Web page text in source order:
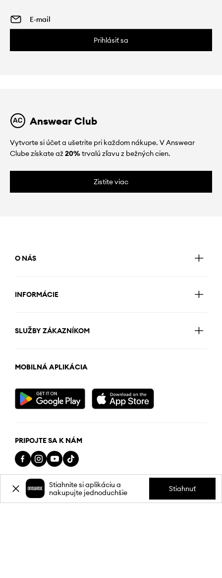
Prihlásiť sa
Answear Club
Vytvorte si účet a ušetrite pri každom nákupe. V Answear
Clube získate až20%trvalú zľavu z bežných cien.
Zistite viac
O NÁS
INFORMÁCIE
SLUŽBY ZÁKAZNÍKOM
MOBILNÁ APLIKÁCIA
PRIPOJTE SA K NÁM
Stiahnite si aplikáciu a
nakupujte jednoduchšie
Stiahnuť